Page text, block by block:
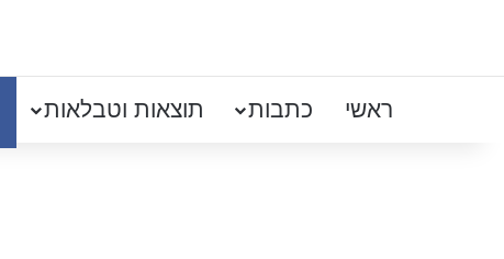
ראשי כתבות תוצאות וטבלאות